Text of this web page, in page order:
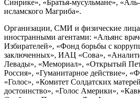
Синрике», «Братья-мусульмане»,
исламского Магриба».
Организации, СМИ и физические
иностранными агентами: «Альянс
Избирателей», «Фонд борьбы с
заключенных», ИАЦ «Сова»,
Левады», «Мемориал», «Открытый
Россия», «Гуманитарное действие»,
«Голос», «Комитет Солдатских
достоинство», «Голос Америки»,